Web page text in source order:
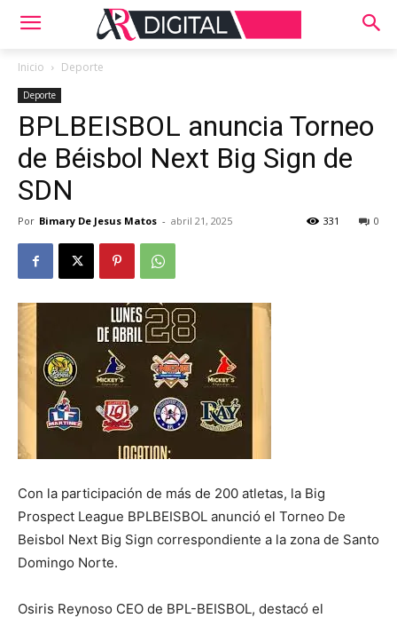
Inicio Deporte
Deporte
BPLBEISBOL anuncia Torneo
de Béisbol Next Big Sign de
SDN
Por Bimary De Jesus Matos - abril 21, 2025 0
331
Con la participación de más de 200 atletas, la Big
Prospect League BPLBEISBOL anunció el Torneo De
Beisbol Next Big Sign correspondiente a la zona de Santo
Domingo Norte.
Osiris Reynoso CEO de BPL-BEISBOL, destacó el